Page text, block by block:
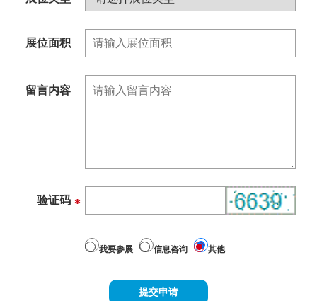
展位面积
留言内容
验证码 *
我要参展 信息咨询 其他